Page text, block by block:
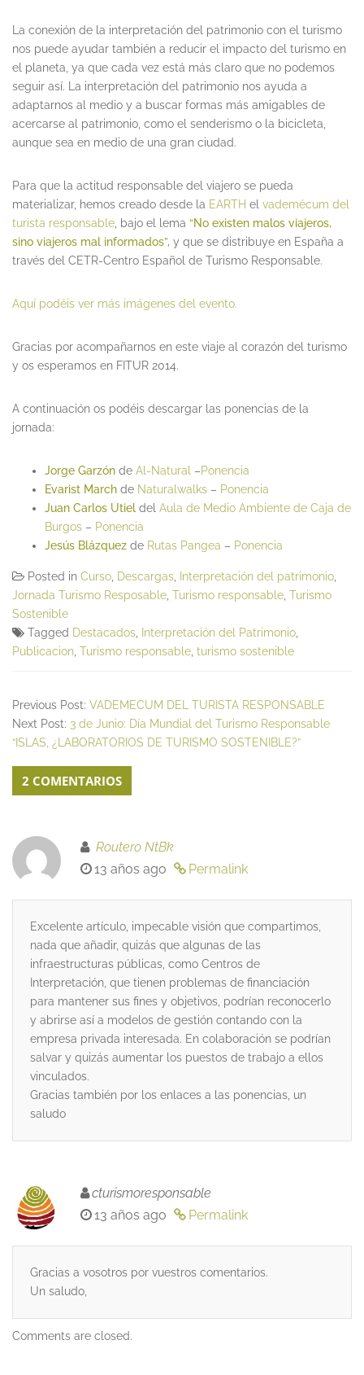
La conexión de la interpretación del patrimonio con el turismo
nos puede ayudar también a reducir el impacto del turismo en
el planeta, ya que cada vez está más claro que no podemos
seguir así. La interpretación del patrimonio nos ayuda a
adaptarnos al medio y a buscar formas más amigables de
acercarse al patrimonio, como el senderismo o la bicicleta,
aunque sea en medio de una gran ciudad.
Para que la actitud responsable del viajero se pueda
materializar, hemos creado desde la EARTH el vademécum del
turista responsable , bajo el lema “No existen malos viajeros,
sino viajeros mal informados”, y que se distribuye en España a
través del CETR-Centro Español de Turismo Responsable.
Aquí podéis ver más imágenes del evento.
Gracias por acompañarnos en este viaje al corazón del turismo
y os esperamos en FITUR 2014.
A continuación os podéis descargar las ponencias de la
jornada:
Jorge Garzón de Al-Natural –Ponencia
Evarist March de Naturalwalks – Ponencia
Juan Carlos Utiel del Aula de Medio Ambiente de Caja de
Burgos – Ponencia
Jesús Blázquez de Rutas Pangea – Ponencia
Posted in Curso Descargas Interpretación del patrimonio
Jornada Turismo Resposable Turismo responsable Turismo
Sostenible
Tagged Destacados Interpretación del Patrimonio
Publicacion Turismo responsable turismo sostenible
Previous Post: VADEMECUM DEL TURISTA RESPONSABLE
Next Post: 3 de Junio: Día Mundial del Turismo Responsable
“ISLAS, ¿LABORATORIOS DE TURISMO SOSTENIBLE?”
2 COMENTARIOS
Routero NtBk
13 años ago
Permalink
Excelente artículo, impecable visión que compartimos,
nada que añadir, quizás que algunas de las
infraestructuras públicas, como Centros de
Interpretación, que tienen problemas de financiación
para mantener sus fines y objetivos, podrían reconocerlo
y abrirse así a modelos de gestión contando con la
empresa privada interesada. En colaboración se podrían
salvar y quizás aumentar los puestos de trabajo a ellos
vinculados.
Gracias también por los enlaces a las ponencias, un
saludo
cturismoresponsable
13 años ago
Permalink
Gracias a vosotros por vuestros comentarios.
Un saludo,
Comments are closed.